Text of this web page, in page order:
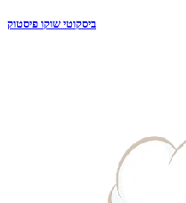
ביסקוטי שוקו פיסטוק